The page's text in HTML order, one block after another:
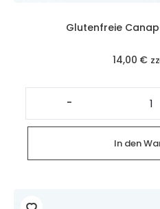
Glutenfreie
14,00 €
-
In den